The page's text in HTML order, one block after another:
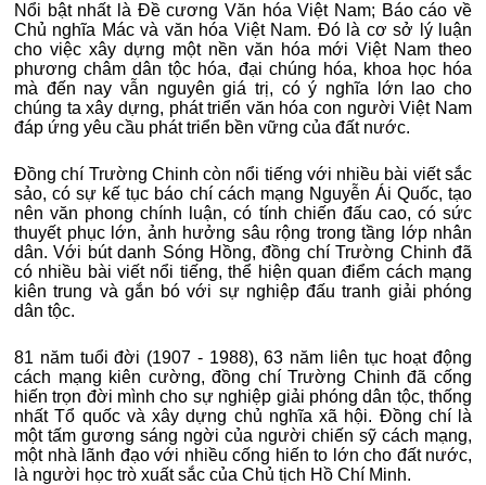
Nổi bật nhất là Đề cương Văn hóa Việt Nam; Báo cáo về
Chủ nghĩa Mác và văn hóa Việt Nam. Đó là cơ sở lý luận
cho việc xây dựng một nền văn hóa mới Việt Nam theo
phương châm dân tộc hóa, đại chúng hóa, khoa học hóa
mà đến nay vẫn nguyên giá trị, có ý nghĩa lớn lao cho
chúng ta xây dựng, phát triển văn hóa con người Việt Nam
đáp ứng yêu cầu phát triển bền vững của đất nước.
Đồng chí Trường Chinh còn nổi tiếng với nhiều bài viết sắc
sảo, có sự kế tục báo chí cách mạng Nguyễn Ái Quốc, tạo
nên văn phong chính luận, có tính chiến đấu cao, có sức
thuyết phục lớn, ảnh hưởng sâu rộng trong tầng lớp nhân
dân. Với bút danh Sóng Hồng, đồng chí Trường Chinh đã
có nhiều bài viết nổi tiếng, thể hiện quan điểm cách mạng
kiên trung và gắn bó với sự nghiệp đấu tranh giải phóng
dân tộc.
81 năm tuổi đời (1907 - 1988), 63 năm liên tục hoạt động
cách mạng kiên cường, đồng chí Trường Chinh đã cống
hiến trọn đời mình cho sự nghiệp giải phóng dân tộc, thống
nhất Tổ quốc và xây dựng chủ nghĩa xã hội. Đồng chí là
một tấm gương sáng ngời của người chiến sỹ cách mạng,
một nhà lãnh đạo với nhiều cống hiến to lớn cho đất nước,
là người học trò xuất sắc của Chủ tịch Hồ Chí Minh.